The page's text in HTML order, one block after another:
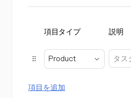
項目タイプ 説明
Product
項目を追加